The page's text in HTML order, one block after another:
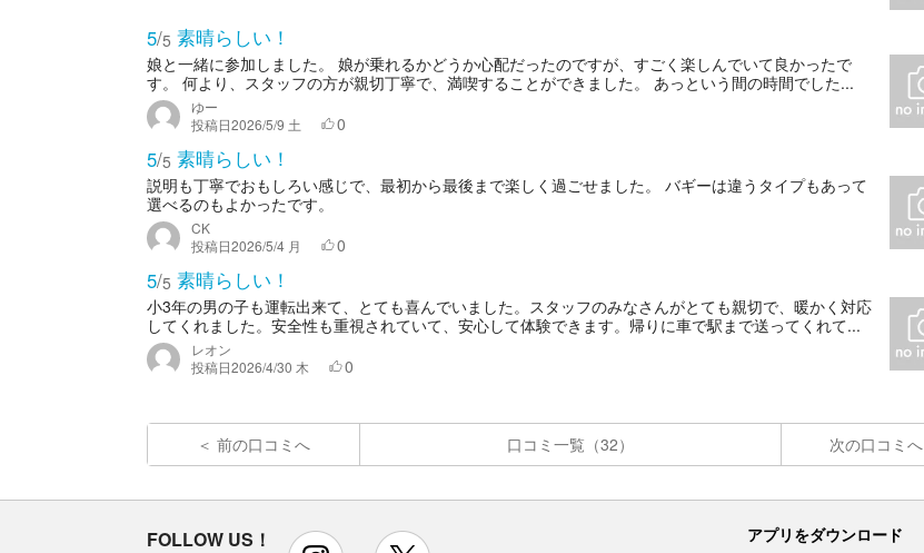
5/5 素晴らしい！
娘と一緒に参加しました。 娘が乗れるかどうか心配だったのですが、すごく楽しんでいて良かったで
す。 何より、スタッフの方が親切丁寧で、満喫することができました。 あっという間の時間でした...
ゆー
投稿日2026/5/9 土 0
5/5 素晴らしい！
説明も丁寧でおもしろい感じで、最初から最後まで楽しく過ごせました。 バギーは違うタイプもあって
選べるのもよかったです。
CK
投稿日2026/5/4 月 0
5/5 素晴らしい！
小3年の男の子も運転出来て、とても喜んでいました。スタッフのみなさんがとても親切で、暖かく対応
してくれました。安全性も重視されていて、安心して体験できます。帰りに車で駅まで送ってくれて...
レオン
投稿日2026/4/30 木 0
前の口コミへ 口コミ一覧（32） 次の口コミへ
FOLLOW US！ instagram アプリをダウンロード